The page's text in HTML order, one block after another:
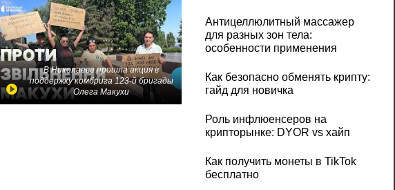
В Николаеве прошла акция в
поддержку комбрига 123-й бригады
Олега Макухи
Антицеллюлитный массажер
для разных зон тела:
особенности применения
Как безопасно обменять крипту:
гайд для новичка
Роль инфлюенсеров на
крипторынке: DYOR vs хайп
Как получить монеты в TikTok
бесплатно